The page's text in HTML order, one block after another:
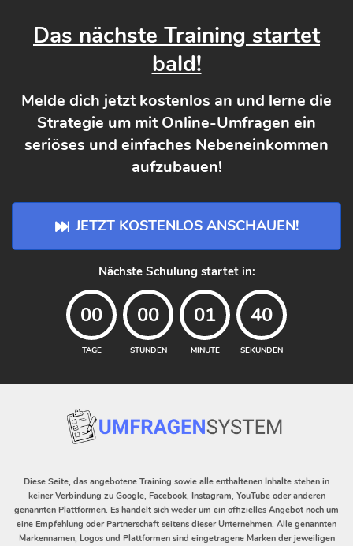
Das nächste Training startet
bald!
Melde dich jetzt kostenlos an und lerne die
Strategie um mit Online-Umfragen ein
seriöses und einfaches Nebeneinkommen
aufzubauen!
JETZT KOSTENLOS ANSCHAUEN!
Nächste Schulung startet in:
00
TAGE
00
STUNDEN
01
MINUTE
40
SEKUNDEN
Diese Seite, das angebotene Training sowie alle enthaltenen Inhalte stehen in
keiner Verbindung zu Google, Facebook, Instagram, YouTube oder anderen
genannten Plattformen. Es handelt sich weder um ein offizielles Angebot noch um
eine Empfehlung oder Partnerschaft seitens dieser Unternehmen. Alle genannten
Markennamen, Logos und Plattformen sind eingetragene Marken der jeweiligen